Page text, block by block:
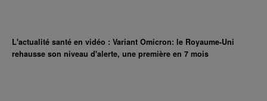
L'actualité santé en vidéo : Variant Omicron: le Royaume-Uni
rehausse son niveau d'alerte, une première en 7 mois